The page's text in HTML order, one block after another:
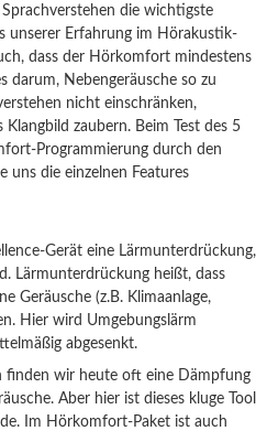
die wichtigste
unserer Erfahrung im Hörakustik-
dass der Hörkomfort mindestens
darum, Nebengeräusche so zu
nicht einschränken,
zaubern. Beim Test des 5
Programmierung durch den
uns die einzelnen Features
Gerät eine Lärmunterdrückung,
Lärmunterdrückung heißt, dass
Geräusche (z.B. Klimaanlage,
Hier wird Umgebungslärm
abgesenkt.
finden wir heute oft eine Dämpfung
Aber hier ist dieses kluge Tool
Im Hörkomfort-Paket ist auch